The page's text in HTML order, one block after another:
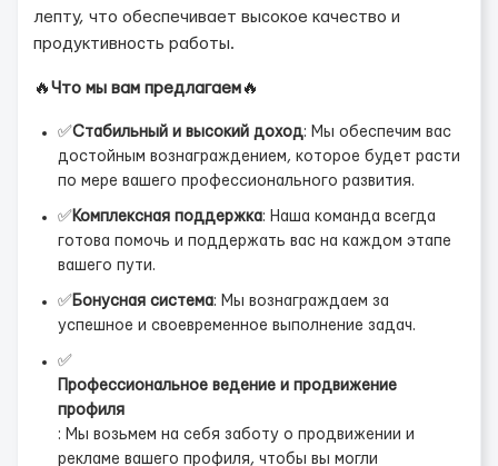
лепту, что обеспечивает высокое качество и
продуктивность работы.
🔥 Что мы вам предлагаем 🔥
✅Стабильный и высокий доход: Мы обеспечим вас
достойным вознаграждением, которое будет расти
по мере вашего профессионального развития.
✅ Комплексная поддержка: Наша команда всегда
готова помочь и поддержать вас на каждом этапе
вашего пути.
✅ Бонусная система: Мы вознаграждаем за
успешное и своевременное выполнение задач.
✅
Профессиональное ведение и продвижение
профиля
: Мы возьмем на себя заботу о продвижении и
рекламе вашего профиля, чтобы вы могли